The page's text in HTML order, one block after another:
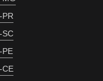
PR
SC
PE
CE